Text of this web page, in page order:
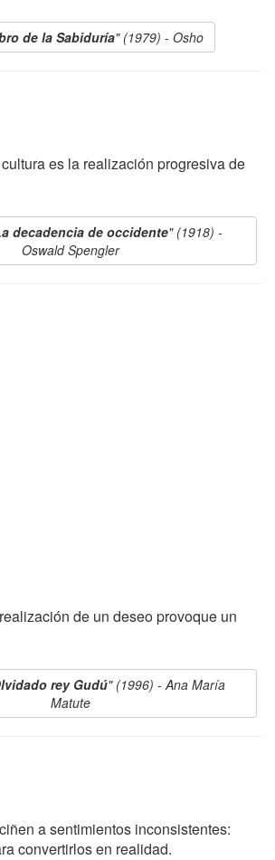
de la Sabiduría" (1979) - Osho
es la realización progresiva de
decadencia de occidente" (1918) -
Oswald Spengler
de un deseo provoque un
rey Gudú" (1996) - Ana María
Matute
a sentimientos inconsistentes:
convertirlos en realidad.